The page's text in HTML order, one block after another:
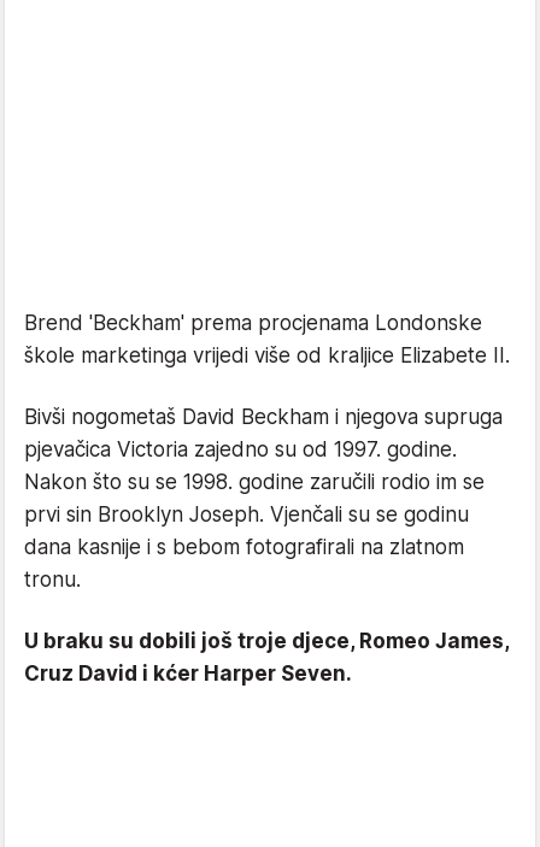
Brend 'Beckham' prema procjenama Londonske
škole marketinga vrijedi više od kraljice Elizabete II.
Bivši nogometaš David Beckham i njegova supruga
pjevačica Victoria zajedno su od 1997. godine.
Nakon što su se 1998. godine zaručili rodio im se
prvi sin Brooklyn Joseph. Vjenčali su se godinu
dana kasnije i s bebom fotografirali na zlatnom
tronu.
U braku su dobili još troje djece, Romeo James,
Cruz David i kćer Harper Seven.